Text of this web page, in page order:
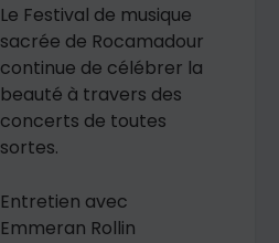
Le Festival de musique
sacrée de Rocamadour
continue de célébrer la
beauté à travers des
concerts de toutes
sortes.
Entretien avec
Emmeran Rollin